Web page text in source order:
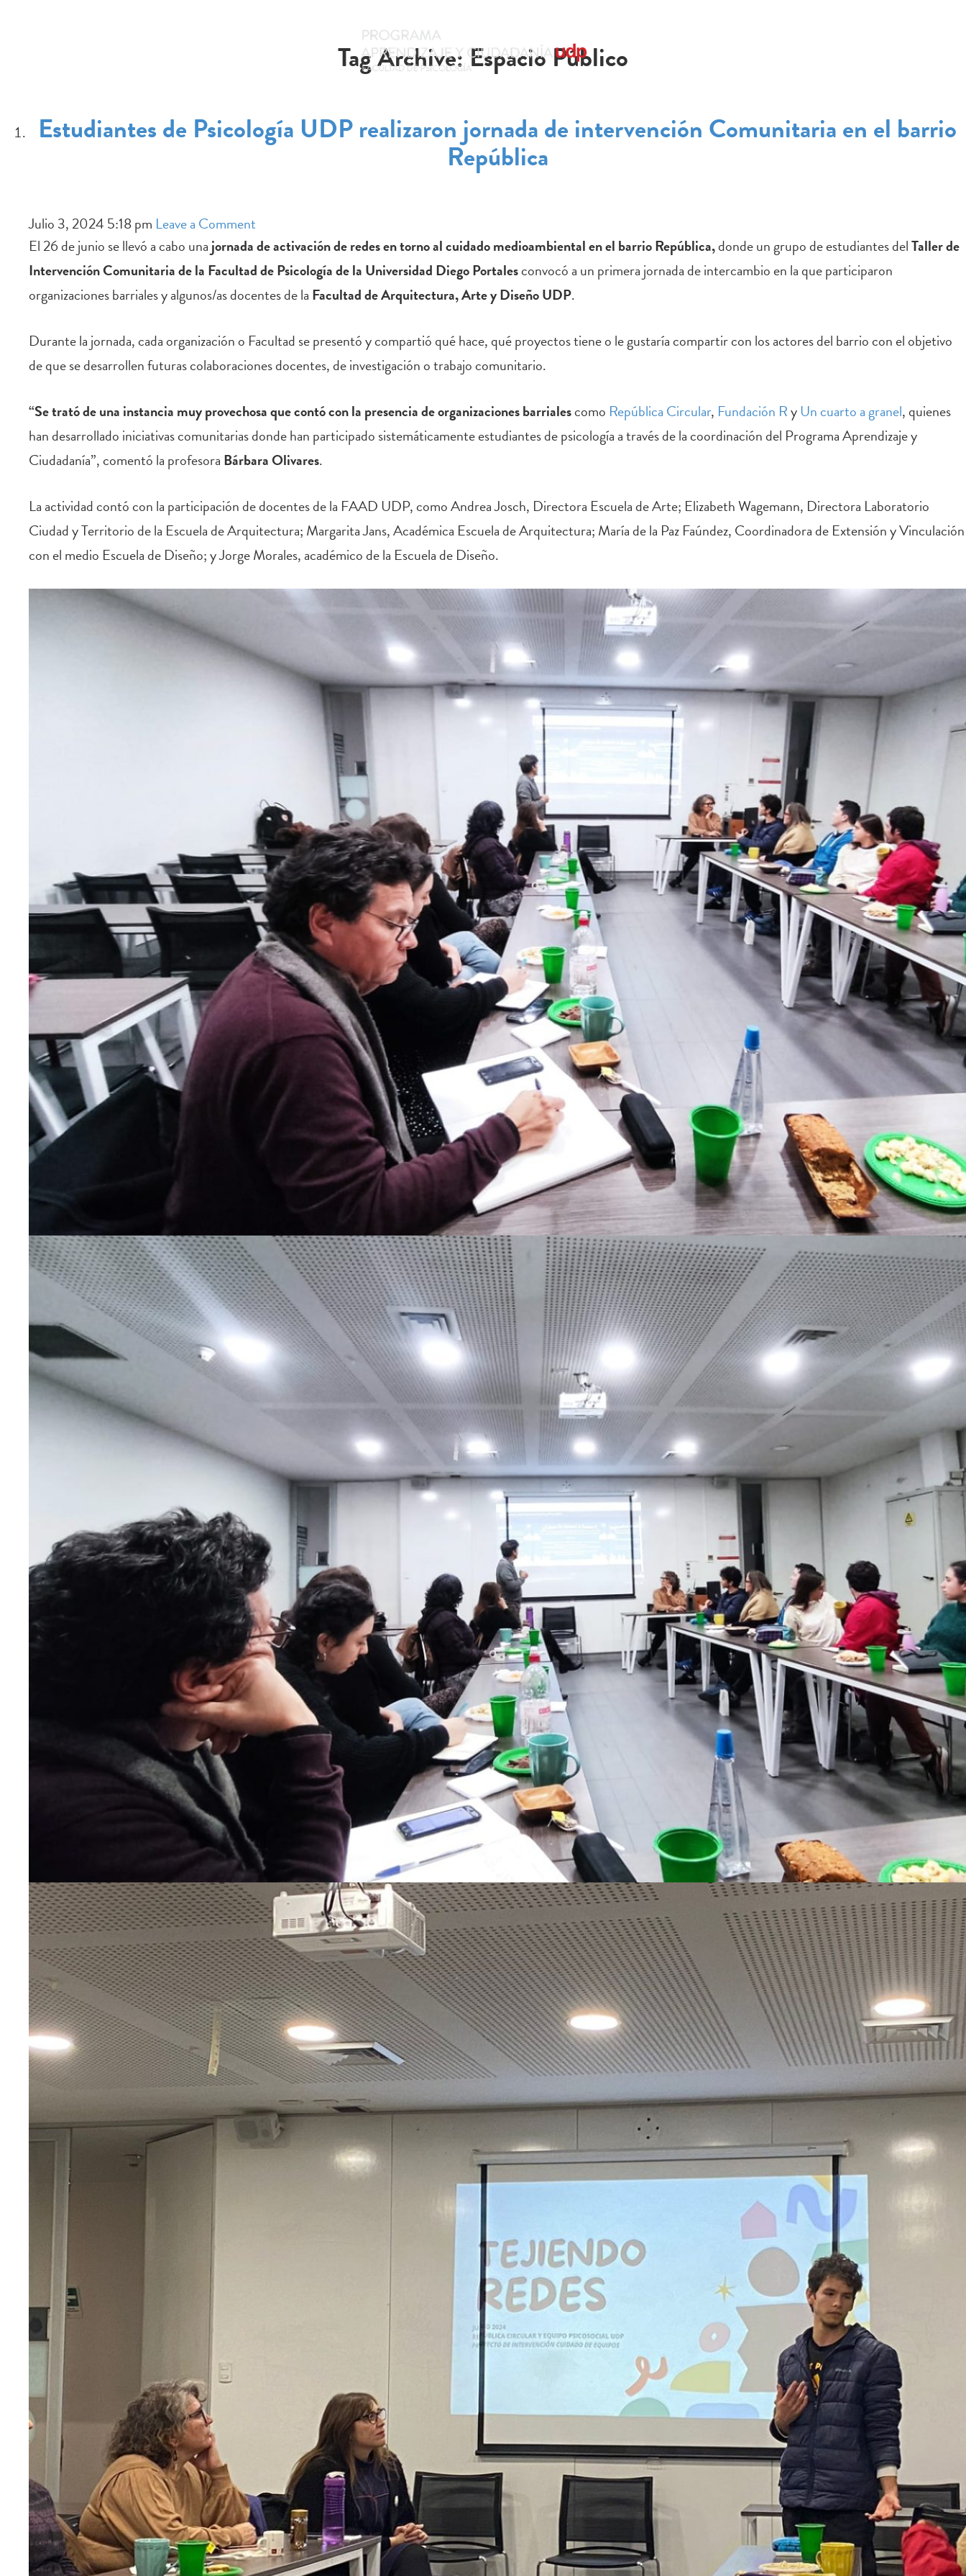
EL PROGRAMA ÁREAS DE TRABAJO EXPERIENCIAS SITIOS RECOMENDADOS
Tag Archive: Espacio Público
Estudiantes de Psicología UDP realizaron jornada de intervención Comunitaria en el barrio
República
Julio 3, 2024 5:18 pm Leave a Comment
El 26 de junio se llevó a cabo una jornada de activación de redes en torno al cuidado medioambiental en el barrio República,donde un grupo de estudiantes delTaller de
Intervención Comunitaria de la Facultad de Psicología de la Universidad Diego Portalesconvocó a un primera jornada de intercambio en la que participaron
organizaciones barriales y algunos/as docentes de la Facultad de Arquitectura, Arte y Diseño UDP.
Durante la jornada, cada organización o Facultad se presentó y compartió qué hace, qué proyectos tiene o le gustaría compartir con los actores del barrio con el objetivo
de que se desarrollen futuras colaboraciones docentes, de investigación o trabajo comunitario.
“Se trató de una instancia muy provechosa que contó con la presencia de organizaciones barrialescomo República Circular, Fundación RyUn cuarto a granel, quienes
han desarrollado iniciativas comunitarias donde han participado sistemáticamente estudiantes de psicología a través de la coordinación del Programa Aprendizaje y
Ciudadanía”, comentó la profesora Bárbara Olivares.
La actividad contó con la participación de docentes de la FAAD UDP, como Andrea Josch, Directora Escuela de Arte; Elizabeth Wagemann, Directora Laboratorio
Ciudad y Territorio de la Escuela de Arquitectura; Margarita Jans, Académica Escuela de Arquitectura; María de la Paz Faúndez, Coordinadora de Extensión y Vinculación
con el medio Escuela de Diseño; y Jorge Morales, académico de la Escuela de Diseño.